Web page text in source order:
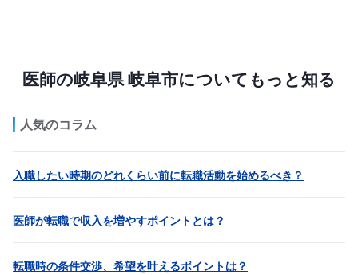
医師の岐阜県 岐阜市についてもっと知る
人気のコラム
入職したい時期のどれくらい前に転職活動を始めるべき？
医師が転職で収入を増やすポイントとは？
転職時の条件交渉、希望を叶えるポイントは？